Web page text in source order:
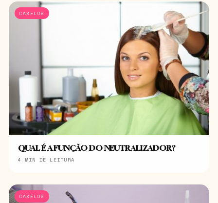
CABELOS
QUAL É A FUNÇÃO DO NEUTRALIZADOR?
4 MIN DE LEITURA
CABELOS